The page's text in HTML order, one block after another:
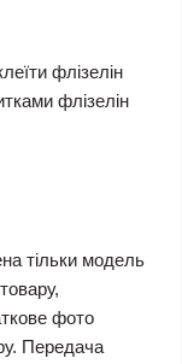
флізелін
флізелін
тільки модель
фото
Передача